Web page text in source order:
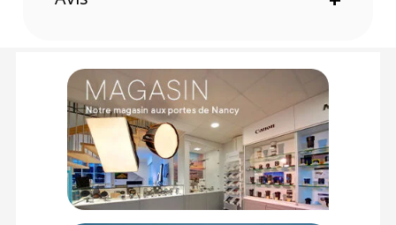
Code EAN Protection d'écran MAS pour Canon EOS R6, R6
Mark II, R7 et OM System OM-1 :
4004611014964
Garantie 2 ans
(1) Sous réserve d'éligibilité.
(2) Nombre de points Fidélité estimés, hors remises au panier, basé
sur le prix TTC en €, les points seront effectivement calculés dans le